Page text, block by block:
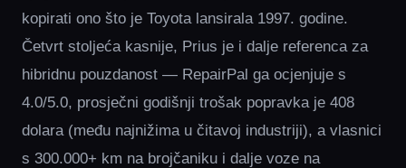
kopirati ono što je Toyota lansirala 1997. godine.
Četvrt stoljeća kasnije, Prius je i dalje referenca za
hibridnu pouzdanost — RepairPal ga ocjenjuje s
4.0/5.0, prosječni godišnji trošak popravka je 408
dolara (među najnižima u čitavoj industriji), a vlasnici
s 300.000+ km na brojčaniku i dalje voze na